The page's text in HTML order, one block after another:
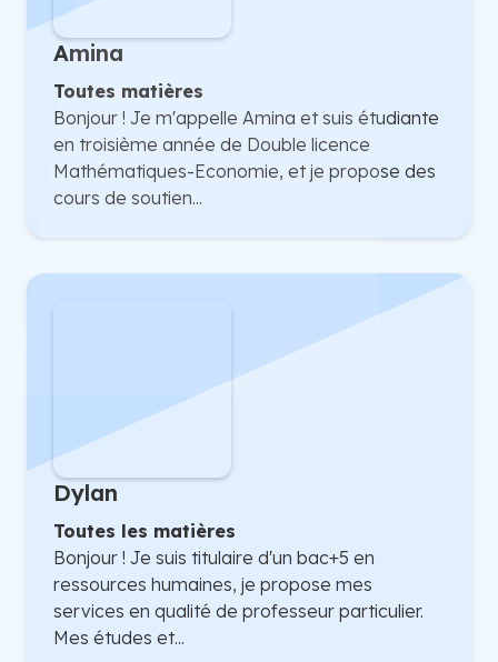
Amina
Toutes matières
Bonjour ! Je m'appelle Amina et suis étudiante
en troisième année de Double licence
Mathématiques-Economie, et je propose des
cours de soutien...
Dylan
Toutes les matières
Bonjour ! Je suis titulaire d'un bac+5 en
ressources humaines, je propose mes
services en qualité de professeur particulier.
Mes études et...